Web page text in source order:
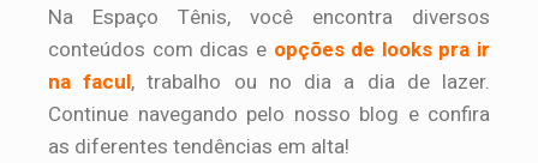
Na Espaço Tênis, você encontra diversos
conteúdos com dicas e opções de looks pra ir
na facul, trabalho ou no dia a dia de lazer.
Continue navegando pelo nosso blog e confira
as diferentes tendências em alta!